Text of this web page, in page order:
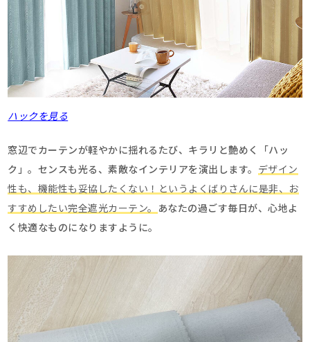
ハックを見る
窓辺でカーテンが軽やかに揺れるたび、キラリと艶めく「ハッ
ク」。センスも光る、素敵なインテリアを演出します。 デザイン
性も、機能性も妥協したくない！というよくばりさんに是非、お
すすめしたい完全遮光カーテン。
あなたの過ごす毎日が、心地よ
く快適なものになりますように。